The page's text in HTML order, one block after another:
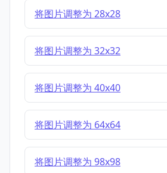
将图片调整为 28x28
将图片调整为 32x32
将图片调整为 40x40
将图片调整为 64x64
将图片调整为 98x98